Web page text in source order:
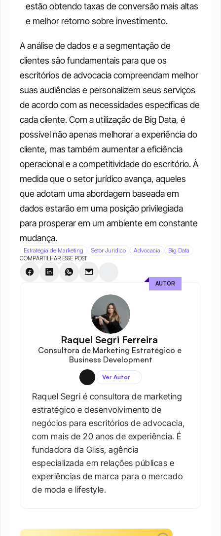
estão obtendo taxas de conversão mais altas
e melhor retorno sobre investimento.
A análise de dados e a segmentação de
clientes são fundamentais para que os
escritórios de advocacia compreendam melhor
suas audiências e personalizem seus serviços
de acordo com as necessidades específicas de
cada cliente. Com a utilização de Big Data, é
possível não apenas melhorar a experiência do
cliente, mas também aumentar a eficiência
operacional e a competitividade do escritório. À
medida que o setor jurídico avança, aqueles
que adotam uma abordagem baseada em
dados estarão em uma posição privilegiada
para prosperar em um ambiente em constante
mudança.
Estratégia de Marketing Setor Jurídico Advocacia Big Data
COMPARTILHAR ESSE POST
Raquel Segri Ferreira
Consultora de Marketing Estratégico e
Business Development
Ver Autor
Raquel Segri é consultora de marketing
estratégico e desenvolvimento de
negócios para escritórios de advocacia,
com mais de 20 anos de experiência. É
fundadora da Gliss, agência
especializada em relações públicas e
experiências de marca para o mercado
de moda e lifestyle.
AUTOR